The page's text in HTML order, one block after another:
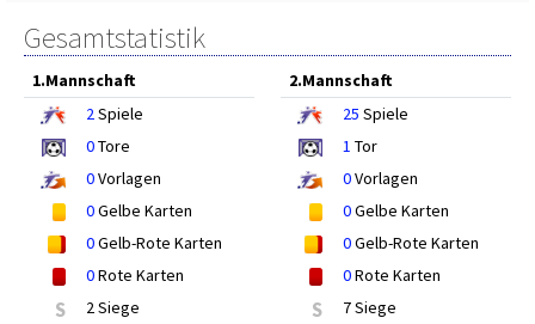
Gesamtstatistik
1.Mannschaft
2Spiele
0Tore
0Vorlagen
0Gelbe Karten
0Gelb-Rote Karten
0Rote Karten
S 2 Siege
2.Mannschaft
25 Spiele
1 Tor
0Vorlagen
0Gelbe Karten
0Gelb-Rote Karten
0Rote Karten
S 7 Siege